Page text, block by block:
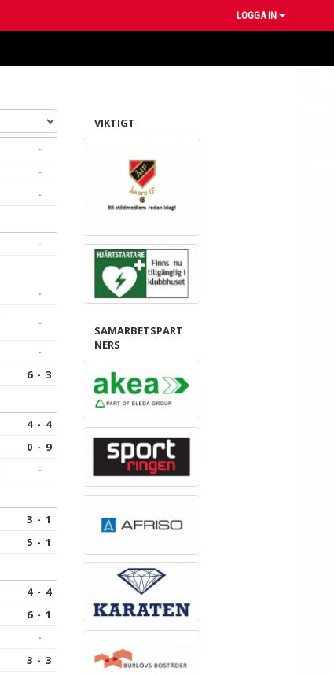
LOGGA IN
-
-
-
-
-
-
-
6 - 3
4 - 4
0 - 9
-
3 - 1
5 - 1
4 - 4
6 - 1
-
3 - 3
VIKTIGT
SAMARBETSPART
NERS